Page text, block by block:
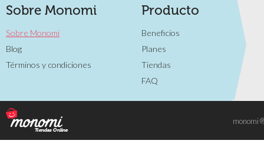
Sobre Monomi
Sobre Monomi
Blog
Términos y condiciones
Producto
Beneficios
Planes
Tiendas
FAQ
monomi